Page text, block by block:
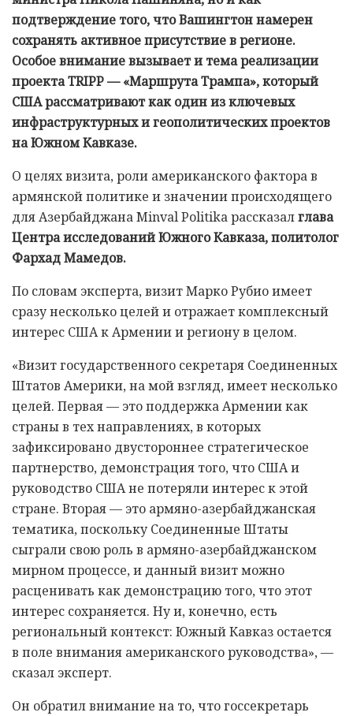
подтверждение того, что Вашингтон намерен
сохранять активное присутствие в регионе.
Особое внимание вызывает и тема реализации
проекта TRIPP — «Маршрута Трампа», который
США рассматривают как один из ключевых
инфраструктурных и геополитических проектов
на Южном Кавказе.
О целях визита, роли американского фактора в
армянской политике и значении происходящего
для Азербайджана Minval Politika рассказалглава
Центра исследований Южного Кавказа, политолог
Фархад Мамедов.
По словам эксперта, визит Марко Рубио имеет
сразу несколько целей и отражает комплексный
интерес США к Армении и региону в целом.
«Визит государственного секретаря Соединенных
Штатов Америки, на мой взгляд, имеет несколько
целей. Первая — это поддержка Армении как
страны в тех направлениях, в которых
зафиксировано двустороннее стратегическое
партнерство, демонстрация того, что США и
руководство США не потеряли интерес к этой
стране. Вторая — это армяно-азербайджанская
тематика, поскольку Соединенные Штаты
сыграли свою роль в армяно-азербайджанском
мирном процессе, и данный визит можно
расценивать как демонстрацию того, что этот
интерес сохраняется. Ну и, конечно, есть
региональный контекст: Южный Кавказ остается
в поле внимания американского руководства», —
сказал эксперт.
Он обратил внимание на то, что госсекретарь